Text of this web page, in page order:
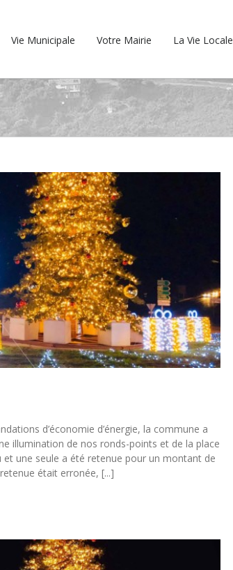
Vie Municipale Votre Mairie La Vie Locale
d’économie d’énergie, la commune a
illumination de nos ronds-points et de la place
une seule a été retenue pour un montant de
était erronée, [...]